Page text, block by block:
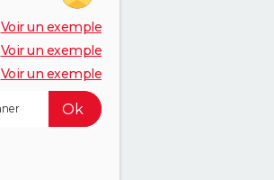
Voir un exemple
Voir un exemple
Voir un exemple